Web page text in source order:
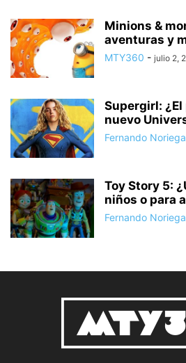
Minions &
aventuras y
MTY360 - julio 2,
Supergirl:
nuevo
Fernando Noriega
Toy Story 5:
niños o para
Fernando Noriega